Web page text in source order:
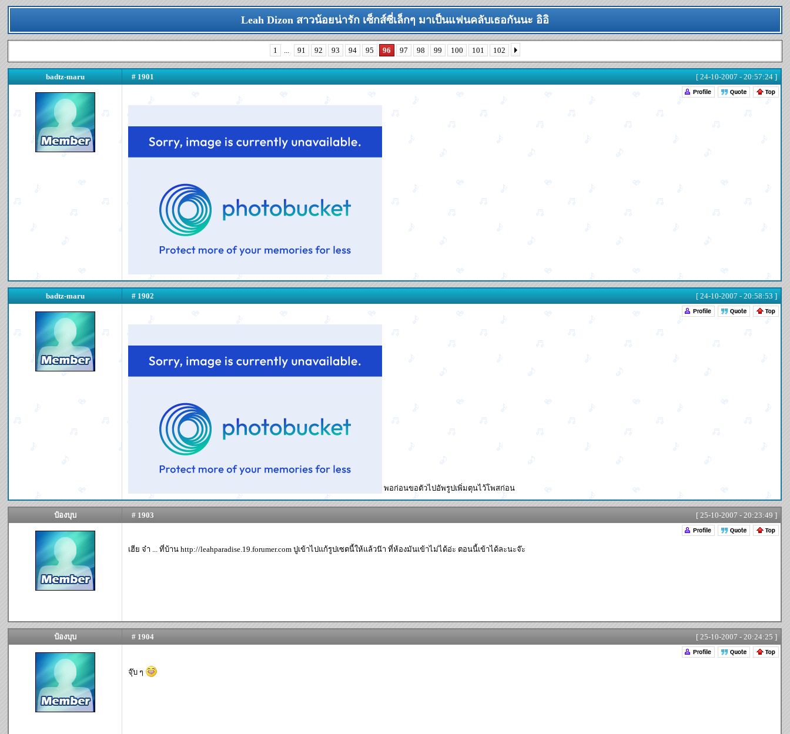
Leah Dizon สาวน้อยน่ารัก เซ็กส์ซี่เล็กๆ มาเป็นแฟนคลับเธอกันนะ อิอิ
1 91 92 93 94 95 96 97 98 99 100 101 102
badtz-maru # 1901 [ 24-10-2007 - 20:57:24 ]
badtz-maru # 1902 [ 24-10-2007 - 20:58:53 ]
พอก่อนขอตัวไปอัพรูปเพิ่มตุนไว้โพสก่อน
ป๋องบุบ # 1903 [ 25-10-2007 - 20:23:49 ]
เฮีย จ๋า ... ที่บ้าน http://leahparadise.19.forumer.com ปูเข้าไปแก้รูปเซตนี้ให้แล้วน๊า ที่ห้องมันเข้าไม่ได้อ่ะ ตอนนี้เข้าได้ละนะจ๊ะ
ป๋องบุบ # 1904 [ 25-10-2007 - 20:24:25 ]
จุ๊บ ๆ